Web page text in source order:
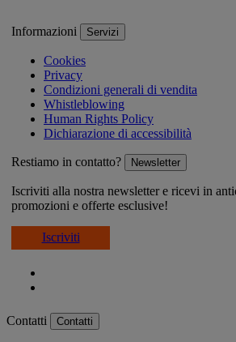
Informazioni Servizi
Cookies
Privacy
Condizioni generali di vendita
Whistleblowing
Human Rights Policy
Dichiarazione di accessibilità
Restiamo in contatto? Newsletter
Iscriviti alla nostra newsletter e ricevi in
promozioni e offerte esclusive!
Iscriviti
Contatti Contatti